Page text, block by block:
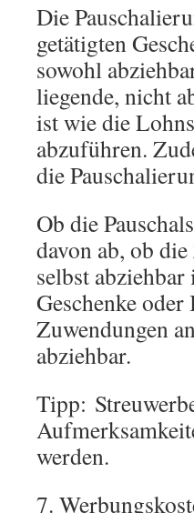
Die
getätigten
sowohl
liegende, nicht
ist wie die
abzuführen.
die
Ob die
davon ab, ob
selbst
Geschenke
Zuwendungen
abziehbar.
Tipp:
werden.
7.